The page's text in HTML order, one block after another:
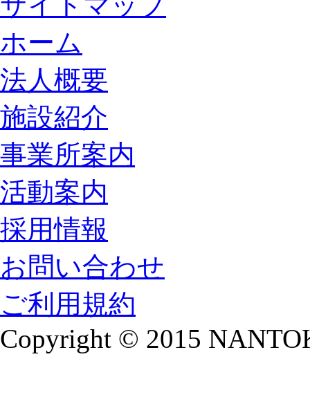
ホーム
法人概要
施設紹介
事業所案内
活動案内
採用情報
お問い合わせ
ご利用規約
Copyright © 2015